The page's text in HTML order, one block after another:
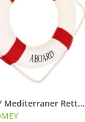
TOBBOMEY Mediterraner Rettungsring Wanddeko Rot Nordic Stil aus Baumwollschaum für Wohnzimmer Outdoor Party Willkommen Schild Wanddekoration